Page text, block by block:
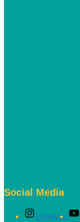
Social Media
Instagram